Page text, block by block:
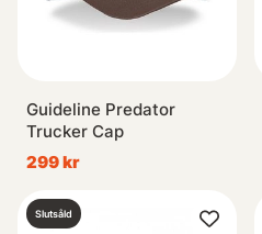
Guideline Predator
Trucker Cap
299 kr
Slutsåld